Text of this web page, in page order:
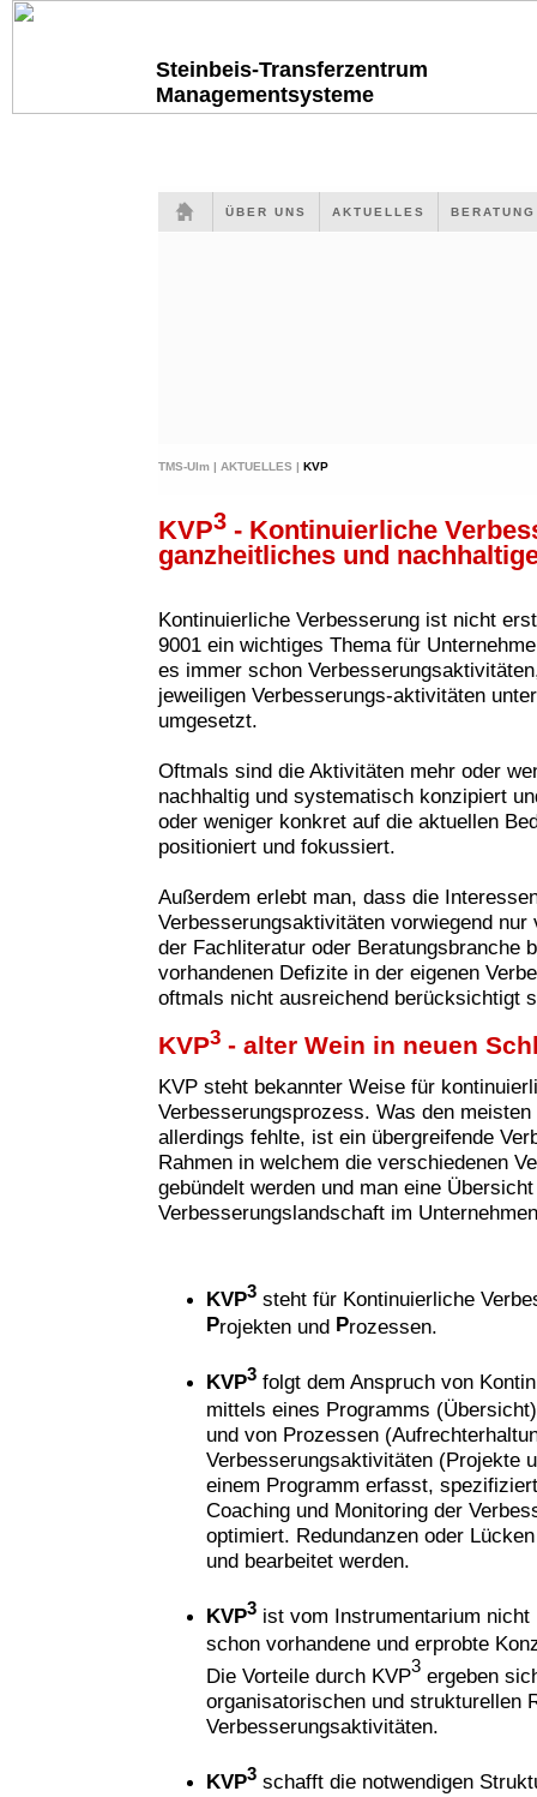
Steinbeis-Transferzentrum
Managementsysteme
ÜBER UNS AKTUELLES
TMS-Ulm | AKTUELLES | KVP
KVP3 - Kontinuierliche
ganzheitliches und
Kontinuierliche Verbesserung ist nicht
9001 ein wichtiges Thema für
es immer schon
jeweiligen Verbesserungs-aktivitäten
umgesetzt.
Oftmals sind die Aktivitäten mehr oder
nachhaltig und systematisch konzipiert
oder weniger konkret auf die aktuellen
positioniert und fokussiert.
Außerdem erlebt man, dass die
Verbesserungsaktivitäten vorwiegend nur
der Fachliteratur oder Beratungsbranche
vorhandenen Defizite in der eigenen
oftmals nicht ausreichend berücksichtigt
KVP3 - alter Wein in neuen
KVP steht bekannter Weise für
Verbesserungsprozess. Was den
allerdings fehlte, ist ein übergreifende
Rahmen in welchem die verschiedenen
gebündelt werden und man eine
Verbesserungslandschaft im
KVP3 steht für Kontinuierliche
Projekten und Prozessen.
KVP3 folgt dem Anspruch von
mittels eines Programms
und von Prozessen
Verbesserungsaktivitäten (Projekte
einem Programm erfasst,
Coaching und Monitoring der
optimiert. Redundanzen oder
und bearbeitet werden.
KVP3 ist vom Instrumentarium
schon vorhandene und erprobte
Die Vorteile durch KVP3 ergeben
organisatorischen und strukturellen
Verbesserungsaktivitäten.
KVP3 schafft die notwendigen